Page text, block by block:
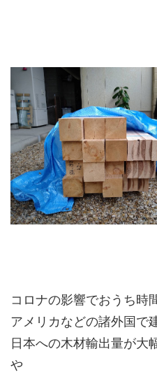
コロナの影響でおうち時
アメリカなどの諸外国で
日本への木材輸出量が大
や